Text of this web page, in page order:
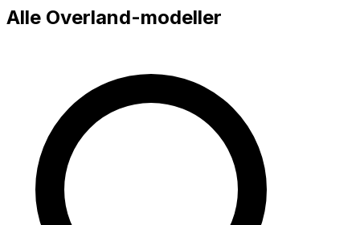
Alle Overland-modeller